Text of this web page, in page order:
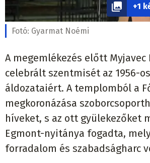
+1
Fotó: Gyarmat Noémi
A megemlékezés előtt Myjavec
celebrált szentmisét az 1956-
áldozataiért. A templomból a
megkoronázása
híveket, s az ott gyülekezőket
Egmont-nyitánya fogadta,
forradalom és szabadságharc